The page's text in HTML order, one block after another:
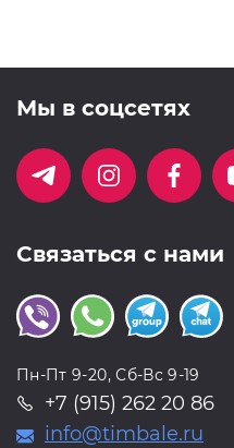
Мы в соцсетях
Связаться с нами
Пн-Пт 9-20, Сб-Вс 9-19
+7 (915) 262 20 86
info@timbale.ru